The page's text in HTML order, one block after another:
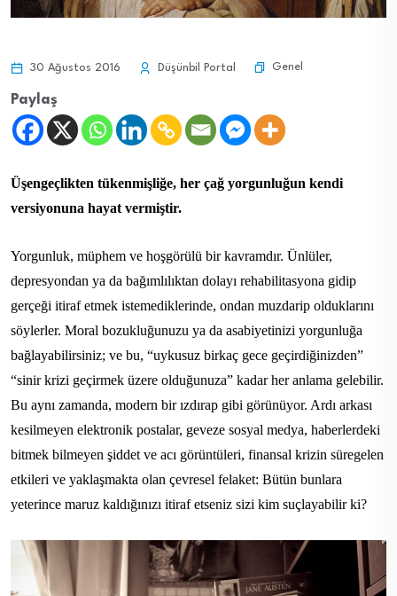
30 Ağustos 2016 Düşünbil Portal Genel
Paylaş
Üşengeçlikten tükenmişliğe, her çağ yorgunluğun kendi
versiyonuna hayat vermiştir.
Yorgunluk, müphem ve hoşgörülü bir kavramdır. Ünlüler,
depresyondan ya da bağımlılıktan dolayı rehabilitasyona gidip
gerçeği itiraf etmek istemediklerinde, ondan muzdarip olduklarını
söylerler. Moral bozukluğunuzu ya da asabiyetinizi yorgunluğa
bağlayabilirsiniz; ve bu, “uykusuz birkaç gece geçirdiğinizden”
“sinir krizi geçirmek üzere olduğunuza” kadar her anlama gelebilir.
Bu aynı zamanda, modern bir ızdırap gibi görünüyor. Ardı arkası
kesilmeyen elektronik postalar, geveze sosyal medya, haberlerdeki
bitmek bilmeyen şiddet ve acı görüntüleri, finansal krizin süregelen
etkileri ve yaklaşmakta olan çevresel felaket: Bütün bunlara
yeterince maruz kaldığınızı itiraf etseniz sizi kim suçlayabilir ki?